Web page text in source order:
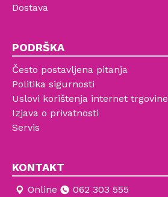
Dostava
PODRŠKA
Često postavljena pitanja
Politika sigurnosti
Uslovi korištenja internet trgovine
Izjava o privatnosti
Servis
KONTAKT
Online
062 303 555